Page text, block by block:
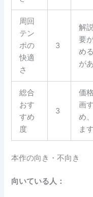
周回
テン
ポの
快適
さ
3
解
要
め
が
総合
おす
すめ
度
3
価
画
め
ます
本作の向き・不向き
向いている人：